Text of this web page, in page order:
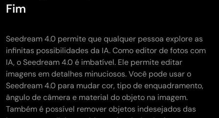
Fim
Seedream 4.0 permite que qualquer pessoa explore as
infinitas possibilidades da IA. Como editor de fotos com
IA, o Seedream 4.0 é imbatível. Ele permite editar
imagens em detalhes minuciosos. Você pode usar o
Seedream 4.0 para mudar cor, tipo de enquadramento,
ângulo de câmera e material do objeto na imagem.
Também é possível remover objetos indesejados das